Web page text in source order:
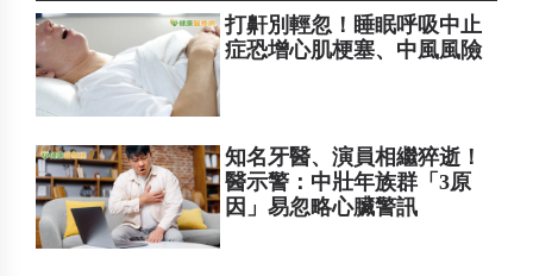
打鼾別輕忽！睡眠呼吸中止
症恐增心肌梗塞、中風風險
知名牙醫、演員相繼猝逝！
醫示警：中壯年族群「3原
因」易忽略心臟警訊